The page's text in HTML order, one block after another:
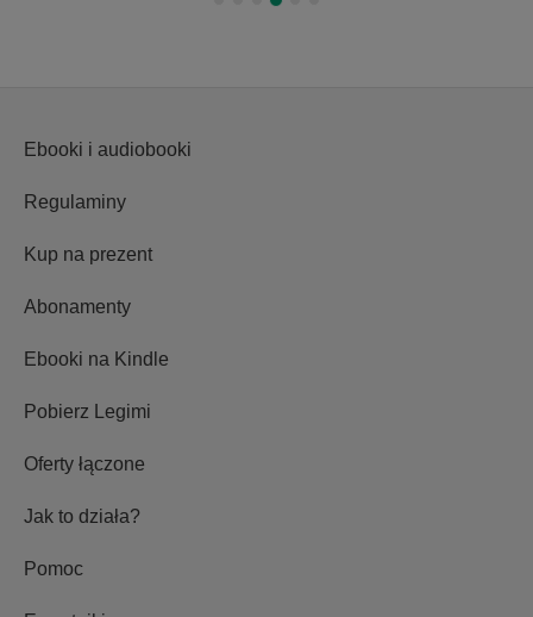
Ebooki i audiobooki
Regulaminy
Kup na prezent
Abonamenty
Ebooki na Kindle
Pobierz Legimi
Oferty łączone
Jak to działa?
Pomoc